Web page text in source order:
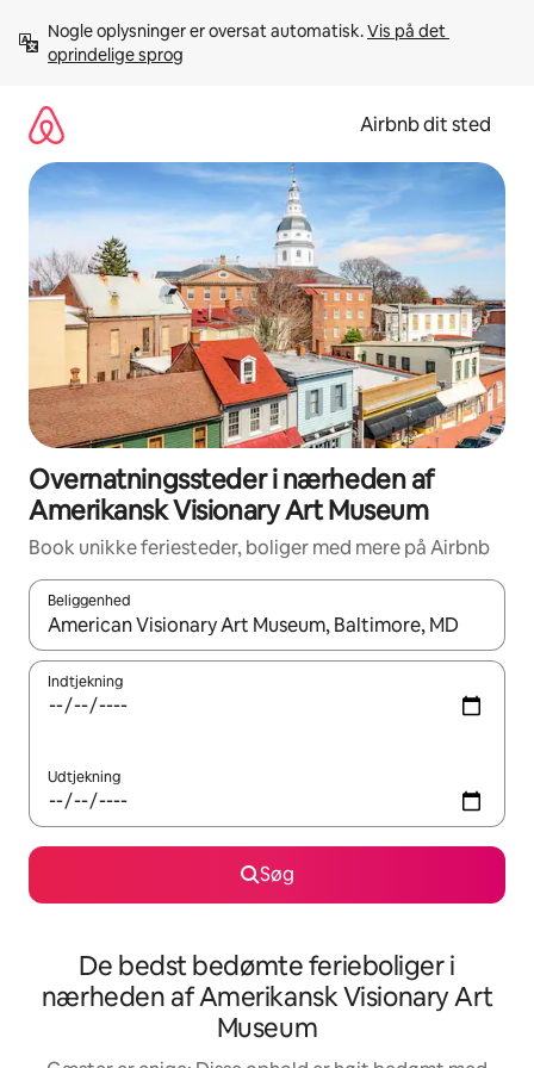
videre
Nogle oplysninger er oversat automatisk. Vis på det
oprindelige sprog
Airbnb dit sted
Overnatningssteder i nærheden af
Amerikansk Visionary Art Museum
Book unikke feriesteder, boliger med mere på Airbnb
Beliggenhed
Når resultaterne er tilgængelige, skal du navigere med
Indtjekning
Udtjekning
Søg
De bedst bedømte ferieboliger i
nærheden af Amerikansk Visionary Art
Museum